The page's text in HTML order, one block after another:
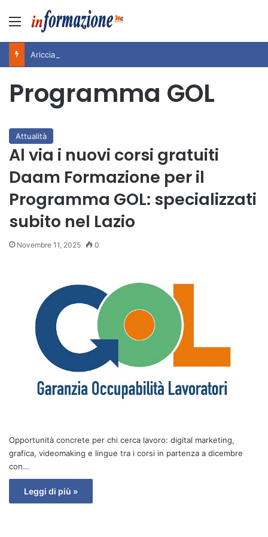
Menu
Programma GOL
Attualità
Al via i nuovi corsi gratuiti
Daam Formazione per il
Programma GOL: specializzati
subito nel Lazio
Novembre 11, 2025 0
Opportunità concrete per chi cerca lavoro: digital marketing,
grafica, videomaking e lingue tra i corsi in partenza a dicembre
con…
Leggi di più »